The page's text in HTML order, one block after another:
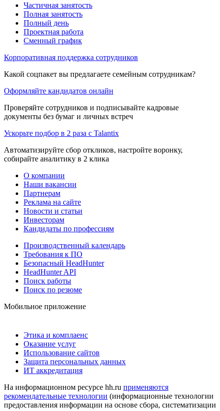
Частичная занятость
Полная занятость
Полный день
Проектная работа
Сменный график
Корпоративная поддержка сотрудников
Какой соцпакет вы предлагаете семейным сотрудникам?
Оформляйте кандидатов онлайн
Проверяйте сотрудников и подписывайте кадровые
документы без бумаг и личных встреч
Ускорьте подбор в 2 раза с Talantix
Автоматизируйте сбор откликов, настройте воронку,
собирайте аналитику в 2 клика
О компании
Наши вакансии
Партнерам
Реклама на сайте
Новости и статьи
Инвесторам
Кандидаты по профессиям
Производственный календарь
Требования к ПО
Безопасный HeadHunter
HeadHunter API
Поиск работы
Поиск по резюме
Мобильное приложение
Этика и комплаенс
Оказание услуг
Использование сайтов
Защита персональных данных
ИТ аккредитация
На информационном ресурсе hh.ru применяются
рекомендательные технологии (информационные технологии
предоставления информации на основе сбора, систематизации